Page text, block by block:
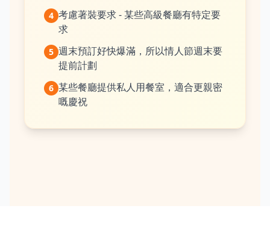
4 考慮著裝要求 - 某些高級餐廳有特定要
求
5 週末預訂好快爆滿，所以情人節週末要
提前計劃
6 某些餐廳提供私人用餐室，適合更親密
嘅慶祝